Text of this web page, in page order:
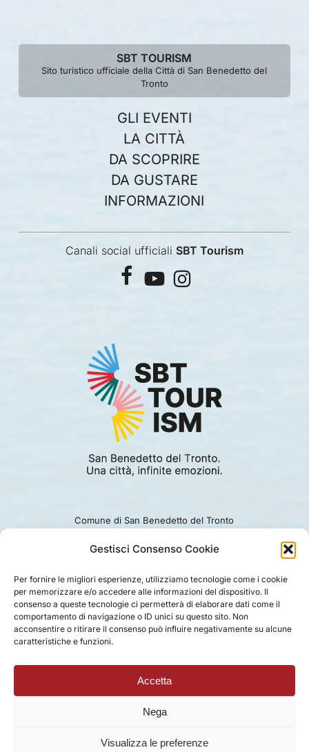
Gestisci Consenso Cookie
Per fornire le migliori esperienze, utilizziamo tecnologie come i cookie
per memorizzare e/o accedere alle informazioni del dispositivo. Il
consenso a queste tecnologie ci permetterà di elaborare dati come il
comportamento di navigazione o ID unici su questo sito. Non
acconsentire o ritirare il consenso può influire negativamente su alcune
caratteristiche e funzioni.
Accetta
Nega
Visualizza le preferenze
SBT TOURISM
Sito turistico ufficiale della Città di San Benedetto del
Tronto
GLI EVENTI
LA CITTÀ
DA SCOPRIRE
DA GUSTARE
INFORMAZIONI
Canali social ufficiali SBT Tourism
facebook
youtubeinstagram
Comune di San Benedetto del Tronto
Ufficio turismo: 0735.794229
PRIVACY |COOKIE | LEGAL |DISCLAIMER